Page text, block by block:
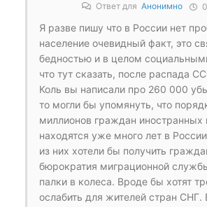
Ответ для Анонимно
Я разве пишу что в России нет
население очевидный факт, это
бедностью и в целом
что тут сказать, после распада
Коль вы написали про 260 000
то могли бы упомянуть, что
миллионов граждан иностранных
находятся уже много лет в
из них хотели бы получить
бюрократия миграционной
палки в колеса. Вроде бы хотят
ослабить для жителей стран СНГ.